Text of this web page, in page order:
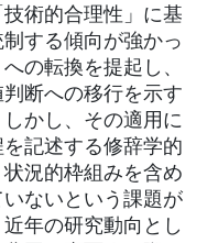
術的合理性」に基
する傾向が強かっ
の転換を提起し、
断への移行を示す
かし、その適用に
記述する修辞学的
況的枠組みを含め
ないという課題が
年の研究動向とし